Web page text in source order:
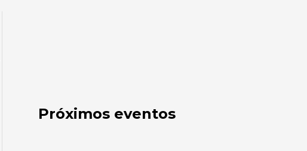
Próximos eventos